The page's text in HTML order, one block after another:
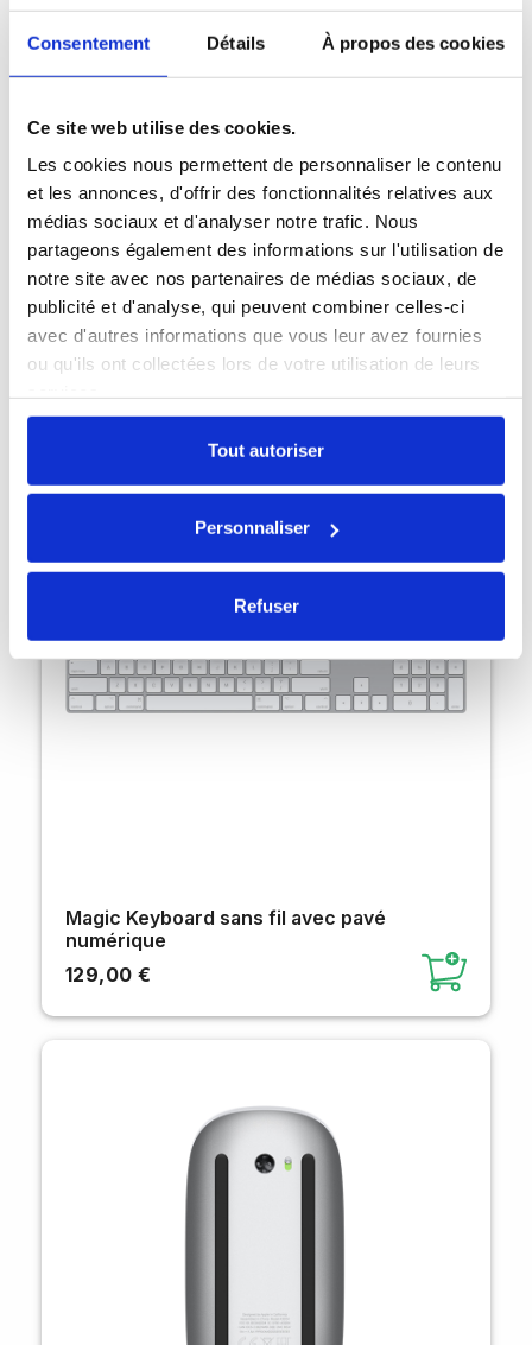
Consentement Détails À propos des cookies
Ce site web utilise des cookies.
Les cookies nous permettent de personnaliser le contenu
et les annonces, d'offrir des fonctionnalités relatives aux
médias sociaux et d'analyser notre trafic. Nous
partageons également des informations sur l'utilisation de
notre site avec nos partenaires de médias sociaux, de
publicité et d'analyse, qui peuvent combiner celles-ci
avec d'autres informations que vous leur avez fournies
ou qu'ils ont collectées lors de votre utilisation de leurs
Tout autoriser
Personnaliser
Refuser
AirPods Pro 1 MageSafe
146,30 €
Magic Keyboard sans fil avec pavé
numérique
129,00 €